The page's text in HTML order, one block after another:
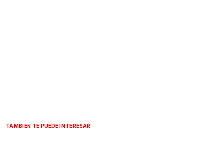
TAMBIÉN TE PUEDE INTERESAR